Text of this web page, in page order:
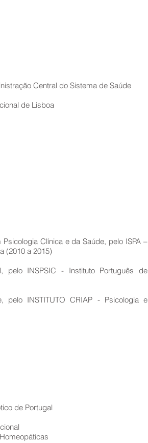
Central do Sistema de Saúde
de Lisboa
Clínica e da Saúde, pelo ISPA –
(2010 a 2015)
pelo INSPSIC - Instituto Português de
pelo INSTITUTO CRIAP - Psicologia e
de Portugal